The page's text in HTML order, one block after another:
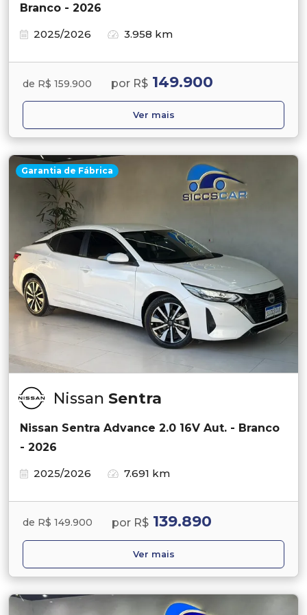
Branco - 2026
2025/2026
3.958 km
de R$ 159.900 por R$ 149.900
Ver mais
Garantia de Fábrica
Nissan Sentra
Nissan Sentra Advance 2.0 16V Aut. - Branco
- 2026
2025/2026
7.691 km
de R$ 149.900 por R$ 139.890
Ver mais